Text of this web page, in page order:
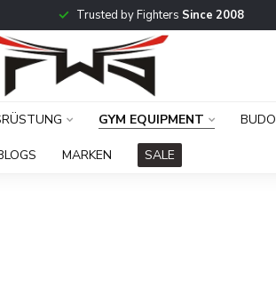
Trusted by Fighters Since 2008
GYM EQUIPMENT BUDO
MARKEN SALE